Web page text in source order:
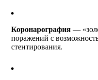
Коронарография —
поражений с
стентирования.